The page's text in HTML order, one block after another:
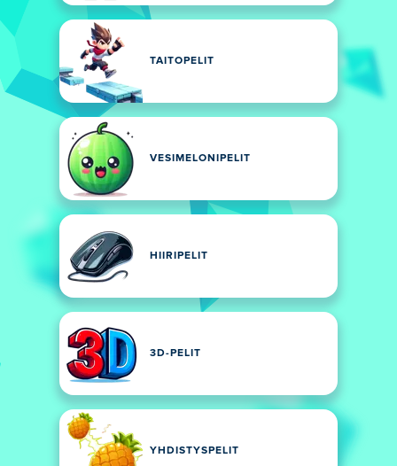
TAITOPELIT
VESIMELONIPELIT
HIIRIPELIT
3D-PELIT
YHDISTYSPELIT